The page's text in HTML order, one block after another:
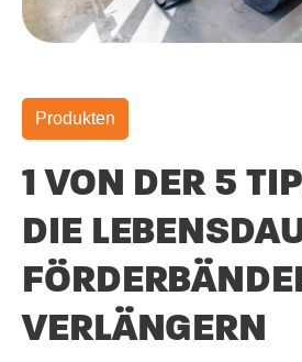
Produkten
1 VON DER 5
DIE
VERLÄNGERN